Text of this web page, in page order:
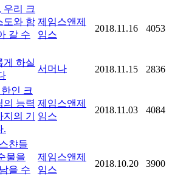
우리 크
도와 함
갈 수
제임스앤제
임스
2018.11.16 4053
게 하실
서머나 2018.11.15 2836
인 크
의 능력
의 기
.
제임스앤제
임스
2018.11.03 4084
챤들
물을
을 수
제임스앤제
임스
2018.10.20 3900